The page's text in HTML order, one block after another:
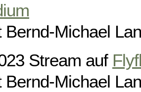
Bernd-Michael
Stream auf
Bernd-Michael